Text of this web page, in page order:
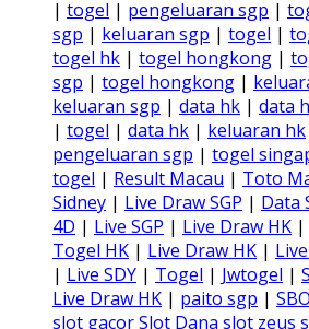
| togel | pengeluaran sgp |
sgp | keluaran sgp | togel |
togel hk | togel hongkong |
sgp | togel hongkong |
keluaran sgp | data hk | data
| togel | data hk | keluaran hk
pengeluaran sgp | togel
togel | Result Macau | Toto
Sidney | Live Draw SGP | Data
4D | Live SGP | Live Draw HK |
Togel HK | Live Draw HK |
| Live SDY | Togel | Jwtogel |
Live Draw HK | paito sgp |
slot gacorSlot Dana slot zeus